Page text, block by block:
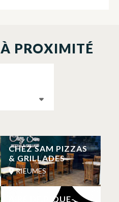
PROXIMITÉ
CHEZ SAM PIZZAS
& GRILLADES
RIEUMES
AIRE DE PIQUE-